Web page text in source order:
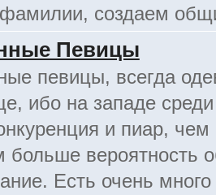
создаем
Певицы
певицы, всегда
ибо на западе среди
и пиар, чем
больше вероятность
Есть очень